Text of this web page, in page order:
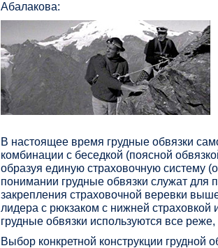
Абалакова:
В настоящее время грудные обвязки
комбинации с беседкой (поясной
образуя единую страховочную систему
понимании грудные обвязки служат для
закрепления страховочной веревки
лидера с рюкзаком с нижней
грудные обвязки используются все
Выбор конкретной конструкции грудной